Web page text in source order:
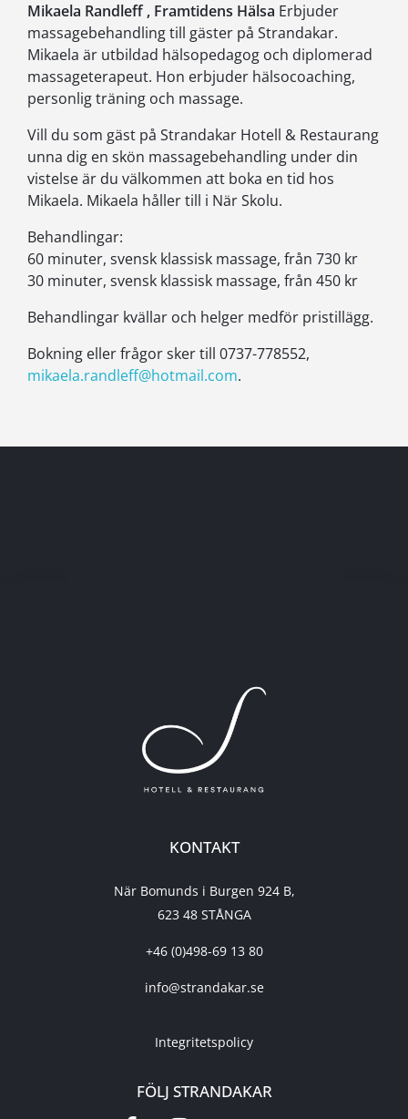
Mikaela Randleff , Framtidens Hälsa Erbjuder
massagebehandling till gäster på Strandakar.
Mikaela är utbildad hälsopedagog och diplomerad
massageterapeut. Hon erbjuder hälsocoaching,
personlig träning och massage.
Vill du som gäst på Strandakar Hotell & Restaurang
unna dig en skön massagebehandling under din
vistelse är du välkommen att boka en tid hos
Mikaela. Mikaela håller till i När Skolu.
Behandlingar:
60 minuter, svensk klassisk massage, från 730 kr
30 minuter, svensk klassisk massage, från 450 kr
Behandlingar kvällar och helger medför pristillägg.
Bokning eller frågor sker till 0737-778552,
mikaela.randleff@hotmail.com.
KONTAKT
När Bomunds i Burgen 924 B,
623 48 STÅNGA
+46 (0)498-69 13 80
info@strandakar.se
Integritetspolicy
FÖLJ STRANDAKAR